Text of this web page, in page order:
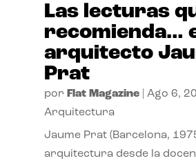
Las lecturas
recomienda…
arquitecto
Prat
por Flat Magazine| Ago 6,
Arquitectura
Jaume Prat (Barcelona,
arquitectura desde la